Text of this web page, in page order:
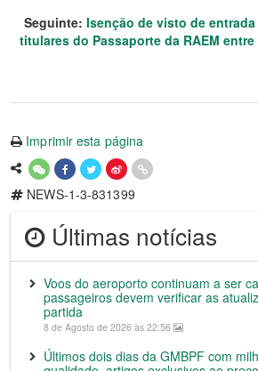
Seguinte: Isenção de visto de
titulares do Passaporte da RAEM
Imprimir esta página
NEWS-1-3-831399
Últimas notícias
Voos do aeroporto continuam a ser
passageiros devem verificar as
partida
8 de Agosto de 2026 às 22:56
Últimos dois dias da GMBPF com